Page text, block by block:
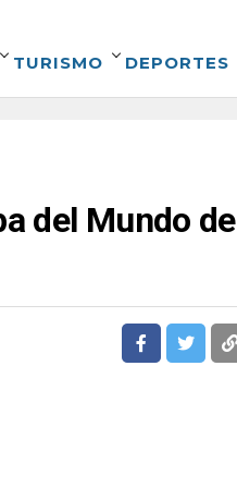
TURISMO DEPORTES
del Mundo de